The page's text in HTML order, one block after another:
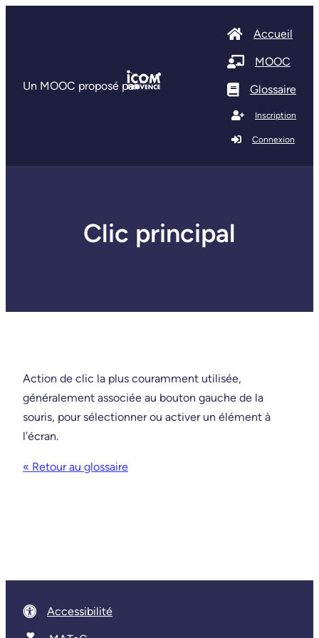
Un MOOC proposé par
Accueil
MOOC
Glossaire
Inscription
Connexion
Clic principal
Action de clic la plus couramment utilisée,
généralement associée au bouton gauche de la
souris, pour sélectionner ou activer un élément à
l’écran.
« Retour au glossaire
Accessibilité